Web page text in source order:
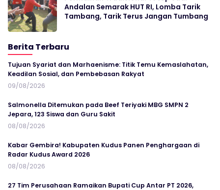
Andalan Semarak HUT RI, Lomba Tarik
Tambang, Tarik Terus Jangan Tumbang
Berita Terbaru
Tujuan Syariat dan Marhaenisme: Titik Temu Kemaslahatan,
Keadilan Sosial, dan Pembebasan Rakyat
09/08/2026
Salmonella Ditemukan pada Beef Teriyaki MBG SMPN 2
Jepara, 123 Siswa dan Guru Sakit
08/08/2026
Kabar Gembira! Kabupaten Kudus Panen Penghargaan di
Radar Kudus Award 2026
08/08/2026
27 Tim Perusahaan Ramaikan Bupati Cup Antar PT 2026,